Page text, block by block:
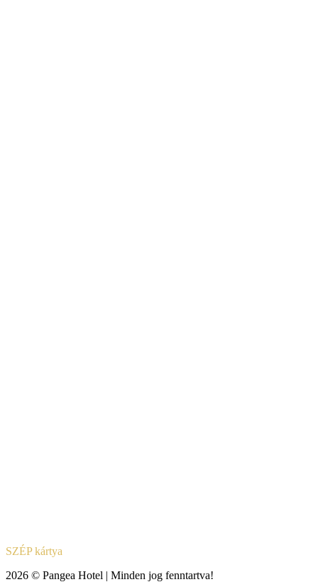
SZÉP kártya
2026 © Pangea Hotel | Minden jog fenntartva!